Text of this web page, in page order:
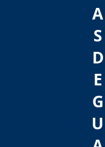
A
S
D
E
G
U